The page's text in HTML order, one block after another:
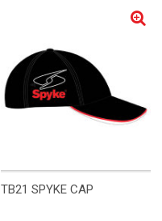
TB21 SPYKE CAP